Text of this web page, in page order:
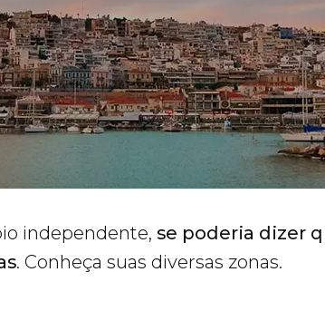
independente, se poderia dizer
. Conheça suas diversas zonas.